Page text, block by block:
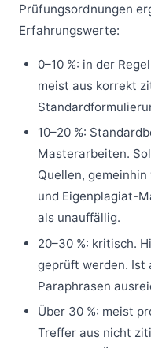
Prüfungsordnungen
Erfahrungswerte:
0–10 %: in der
meist aus korrekt
10–20 %:
Masterarbeiten.
Quellen,
und Eigenplagiat-
als unauffällig.
20–30 %: kritisch.
geprüft werden. Ist
Paraphrasen
Über 30 %: meist
Treffer aus nicht